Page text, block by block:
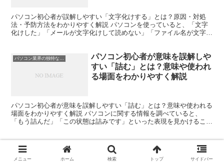
パソコン初心者が誤解しやすい「文字化けする」とは？原因・対処
法・予防方法をわかりやすく解説 パソコンを使っていると、「文字
化けした」「メールが文字化けして読めない」「ファイル名が文字化
パソコン初心者が意味を誤解しや
すい「詰む」とは？意味や使われ
る場面をわかりやすく解説
パソコン初心者が意味を誤解しやすい「詰む」とは？意味や使われる
場面をわかりやすく解説 パソコンに関する情報を調べていると、
「もう詰んだ」「この状態は詰みです」といった表現を見かけること
メニュー ホーム 検索 トップ サイドバー